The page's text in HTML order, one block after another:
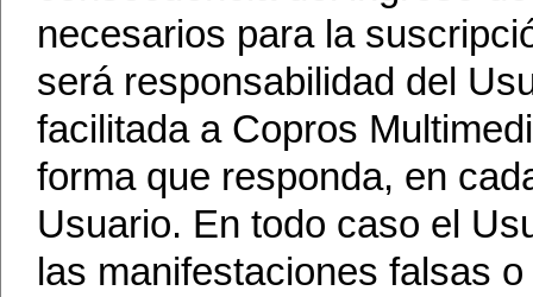
necesarios para la
será responsabilidad del
facilitada a Copros
forma que responda, en
Usuario. En todo caso el
las manifestaciones falsas